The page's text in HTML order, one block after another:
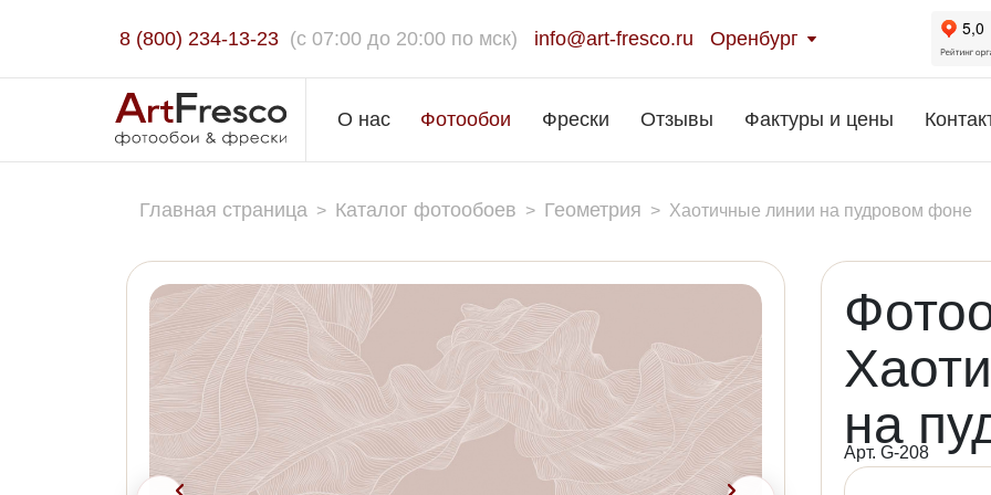
8 (800) 234-13-23 (c 07:00 до 20:00 по мск) info@art-fresco.ru Оренбург
О нас Фотообои Фрески Отзывы Фактуры и цены
Главная страница > Каталог фотообоев > Геометрия > Хаотичные линии на пудровом фоне
на
Арт. G-208